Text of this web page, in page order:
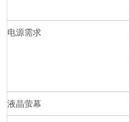
电源需求
液晶萤幕